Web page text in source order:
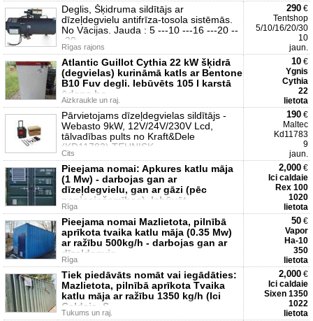
Deglis, Šķidruma sildītājs ar
dīzeļdegvielu antifrīza-tosola sistēmās.
No Vācijas. Jauda : 5 ---10 ---16 ---20 --
-30
Rīgas rajons
290 €
Tentshop
5/10/16/20/30
10
jaun.
Atlantic Guillot Cythia 22 kW šķidrā
(degvielas) kurināmā katls ar Bentone
B10 Fuv degli. Iebūvēts 105 l karstā
ūdens bo
Aizkraukle un raj.
10 €
Ygnis
Cythia
22
lietota
Pārvietojams dīzeļdegvielas sildītājs -
Webasto 9kW, 12V/24V/230V Lcd,
tālvadības pults no Kraft&Dele
(KD11783) TEHNISK
Cits
190 €
Maltec
Kd11783
9
jaun.
Pieejama nomai: Apkures katlu māja
(1 Mw) - darbojas gan ar
dīzeļdegvielu, gan ar gāzi (pēc
nepieciešamības). Iebūvēt
Rīga
2,000 €
Ici caldaie
Rex 100
1020
lietota
Pieejama nomai Mazlietota, pilnībā
aprīkota tvaika katlu māja (0.35 Mw)
ar ražību 500kg/h - darbojas gan ar
dīzeļdegvie
Rīga
50 €
Vapor
Ha-10
350
lietota
Tiek piedāvāts nomāt vai iegādāties:
Mazlietota, pilnībā aprīkota Tvaika
katlu māja ar ražību 1350 kg/h (Ici
Caldaie, S
Tukums un raj.
2,000 €
Ici caldaie
Sixen 1350
1022
lietota